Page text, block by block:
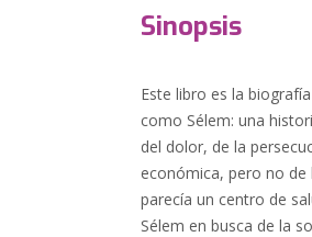
Sinopsis
Este libro es la
como Sélem: una
del dolor, de la
económica, pero no de
parecía un centro de
Sélem en busca de la